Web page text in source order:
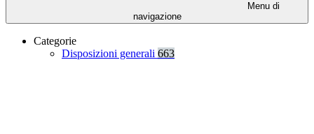
Menu di
navigazione
Categorie
Disposizioni generali 663